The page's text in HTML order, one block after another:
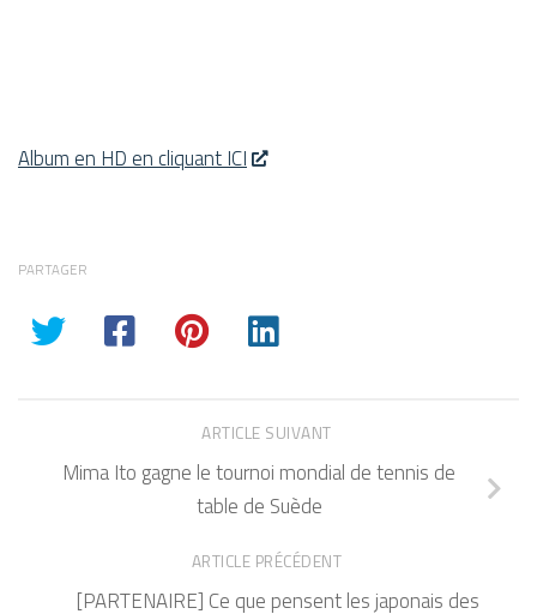
Album en HD en cliquant ICI
PARTAGER
ARTICLE SUIVANT
Mima Ito gagne le tournoi mondial de tennis de
table de Suède
ARTICLE PRÉCÉDENT
[PARTENAIRE] Ce que pensent les japonais des